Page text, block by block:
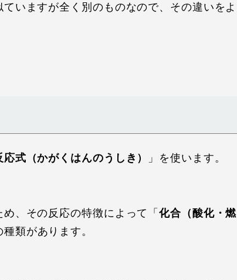
いますが全く別のものなので、その違いをよ
応式（かがくはんのうしき） 」を使います。
、その反応の特徴によって「化合（酸化・燃
種類があります。